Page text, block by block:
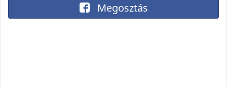
Megosztás